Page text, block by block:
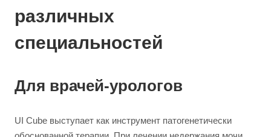
различных
специальностей
Для врачей-урологов
UI Cube выступает как инструмент патогенетически